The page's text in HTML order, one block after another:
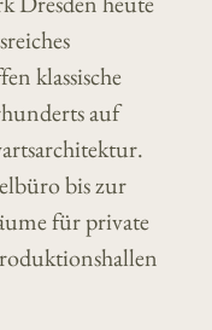
klassische
auf
bis zur
für private